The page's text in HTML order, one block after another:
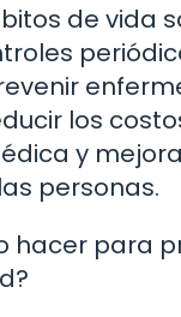
de vida
los
y
personas.
hacer para